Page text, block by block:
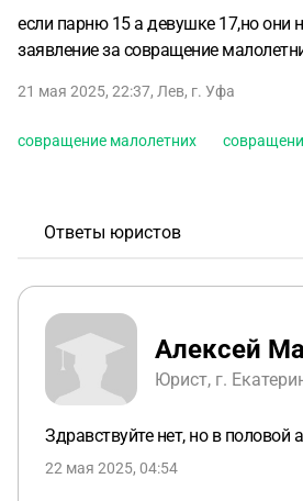
если парню 15 а девушке 17,но они
заявление за совращение
21 мая 2025, 22:37, Лев, г. Уфа
совращение малолетних
Ответы юристов
Алексей
Юрист, г.
Здравствуйте нет, но в половой
22 мая 2025, 04:54